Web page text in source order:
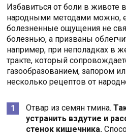
Избавиться от боли в животе
народными методами можно,
болезненные ощущения не
болезнью, а призваны
например, при неполадках в
тракте, который
газообразованием, запором
несколько рецептов от
Отвар из семян тмина.
устранить вздутие и
стенок кишечника.